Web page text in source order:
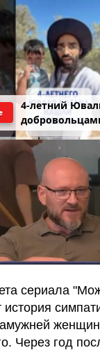
4-летний
сериала
история
Через год